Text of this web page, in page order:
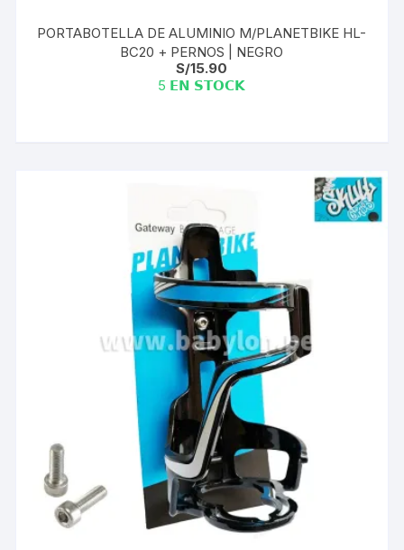
PORTABOTELLA DE ALUMINIO M/PLANETBIKE HL-
BC20 + PERNOS | NEGRO
S/15.90
5 𝗘𝗡 𝗦𝗧𝗢𝗖𝗞